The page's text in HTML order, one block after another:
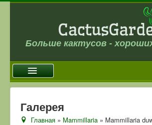
Больше кактусов -
Новости
Галерея
Главная » Mammillaria » Mammillaria